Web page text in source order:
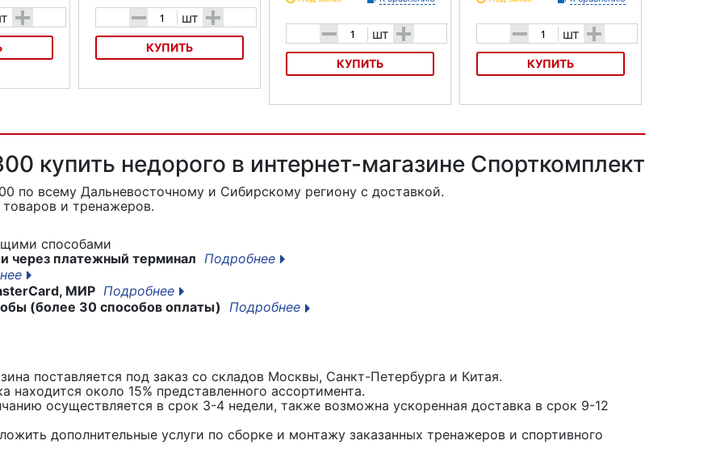
+
Locks).
оболочке.
- шт +
КУПИТЬ
Характеристика:
Тип: трос с ключом (Kid Locks).
Материал: Сталь в ПВХ оболочке.
Толшина троса(мм): 4.
Уровень защиты: 1 (стандарт)
- шт +
КУПИТЬ
- шт +
КУПИТЬ
купить недорого в интернет-магазине Спорткомплект
по всему Дальневосточному и Сибирскому региону с доставкой.
и тренажеров.
способами
через платежный терминал Подробнее
МИР Подробнее
(более 30 способов оплаты) Подробнее
поставляется под заказ со складов Москвы, Санкт-Петербурга и Китая.
находится около 15% представленного ассортимента.
осуществляется в срок 3-4 недели, также возможна ускоренная доставка в срок 9-12
дополнительные услуги по сборке и монтажу заказанных тренажеров и спортивного